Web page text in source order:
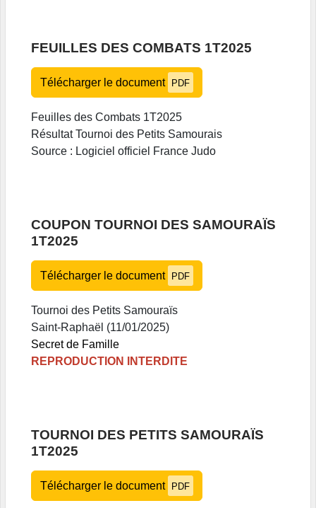
FEUILLES DES COMBATS 1T2025
Télécharger le document PDF
Feuilles des Combats 1T2025
Résultat Tournoi des Petits Samourais
Source : Logiciel officiel France Judo
COUPON TOURNOI DES SAMOURAÏS
1T2025
Télécharger le document PDF
Tournoi des Petits Samouraïs
Saint-Raphaël (11/01/2025)
Secret de Famille
REPRODUCTION INTERDITE
TOURNOI DES PETITS SAMOURAÏS
1T2025
Télécharger le document PDF